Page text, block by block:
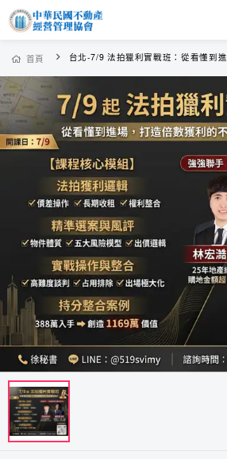
首頁 台北-7/9 法拍獵利實戰班：從看懂到進場，打造倍數獲利的不動產開發能力